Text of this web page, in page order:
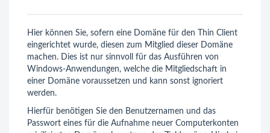
Hier können Sie, sofern eine Domäne für den Thin Client
eingerichtet wurde, diesen zum Mitglied dieser Domäne
machen. Dies ist nur sinnvoll für das Ausführen von
Windows-Anwendungen, welche die Mitgliedschaft in
einer Domäne voraussetzen und kann sonst ignoriert
werden.
Hierfür benötigen Sie den Benutzernamen und das
Passwort eines für die Aufnahme neuer Computerkonten